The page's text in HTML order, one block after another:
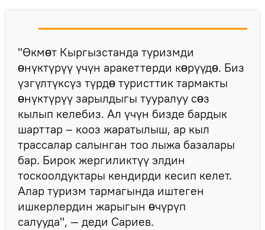
"Өкмɵт Кыргызстанда туризмди
ɵнүктүрүү үчүн аракеттерди кɵрүүдɵ. Биз
үзгүлтүксүз түрдɵ туристтик тармакты
ɵнүктүрүү зарылдыгы тууралуу сɵз
кылып келебиз. Ал үчүн бизде бардык
шарттар – кооз жаратылыш, ар кыл
трассалар салынган тоо лыжа базалары
бар. Бирок жергиликтүү элдин
тоскоолдуктары кендирди кесип келет.
Алар туризм тармагында иштеген
ишкерлердин жарыгын ɵчүрүп
салууда", — деди Сариев.